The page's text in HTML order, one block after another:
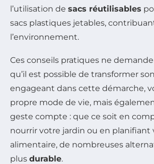
l’utilisation de sacs réutilisables
sacs plastiques jetables,
l’environnement.
Ces conseils pratiques ne
qu’il est possible de transformer
engageant dans cette démarche,
propre mode de vie, mais
geste compte : que ce soit en
nourrir votre jardin ou en planifiant
alimentaire, de nombreuses
plus durable.